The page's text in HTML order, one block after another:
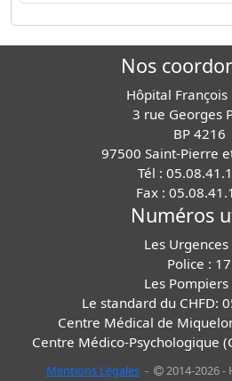
Nos
Hôpital François
3 rue Georges
BP 4216
97500 Saint-Pierre
Tél :
Fax :
Numéros
Les Urgences
Police : 17
Les Pompiers
Le standard du CHFD:
Centre Médical de
Centre Médico-Psychologique
Mentions Légales- 2014-2026 -